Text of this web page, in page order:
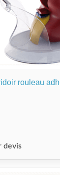
rouleau
devis